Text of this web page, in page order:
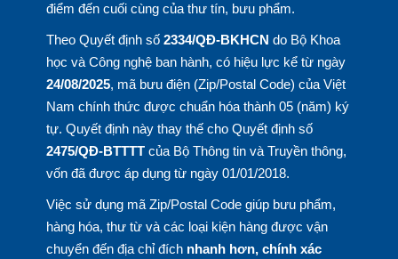
điểm đến cuối cùng của thư tín, bưu phẩm.
Theo Quyết định số 2334/QĐ-BKHCN do Bộ Khoa
học và Công nghệ ban hành, có hiệu lực kể từ ngày
24/08/2025, mã bưu điện (Zip/Postal Code) của Việt
Nam chính thức được chuẩn hóa thành 05 (năm) ký
tự. Quyết định này thay thế cho Quyết định số
2475/QĐ-BTTTTcủa Bộ Thông tin và Truyền thông,
vốn đã được áp dụng từ ngày 01/01/2018.
Việc sử dụng mã Zip/Postal Code giúp bưu phẩm,
hàng hóa, thư từ và các loại kiện hàng được vận
chuyển đến địa chỉ đích nhanh hơn, chính xác